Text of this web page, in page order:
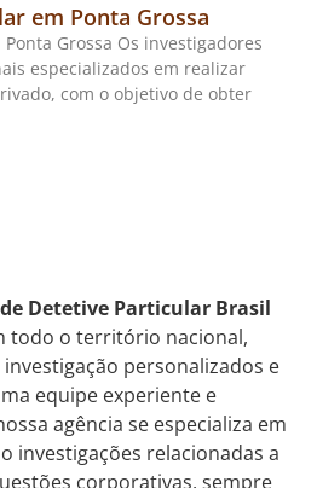
em Ponta Grossa
Grossa Os investigadores
especializados em realizar
com o objetivo de obter
Detetive Particular Brasil
todo o território nacional,
personalizados e
equipe experiente e
agência se especializa em
investigações relacionadas a
corporativas, sempre